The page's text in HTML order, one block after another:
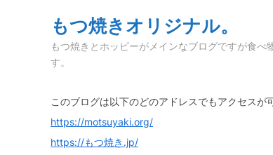
もつ焼きオリジナル。
もつ焼きとホッピーがメインなブログですが食べ
す。
このブログは以下のどのアドレスでもアクセスが
https://motsuyaki.org/
https://もつ焼き.jp/